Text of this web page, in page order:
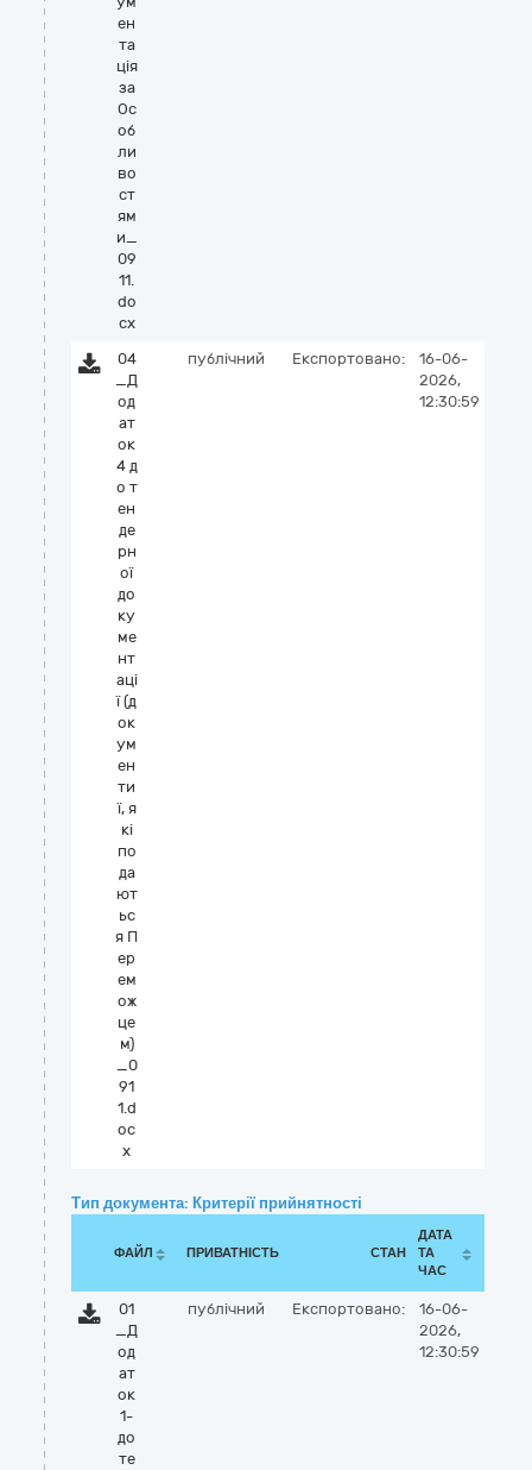
ен
та
ція
за
Ос
об
ли
во
ст
ям
и_
09
11.
do
cx
04
_Д
од
ат
ок
4 д
о т
ен
де
рн
ої
до
ку
ме
нт
аці
ї (д
ок
ум
ен
ти
ї, я
кі
по
да
ют
ьс
я П
ер
ем
ож
це
м)
_0
91
1.d
oc
x
публічний Експортовано:
16-06-
2026,
12:30:59
Тип документа: Критерії прийнятності
ФАЙЛ ПРИВАТНІСТЬ СТАН
ДАТА
ТА
ЧАС
01
_Д
од
ат
ок
1-
до
те
публічний Експортовано:
16-06-
2026,
12:30:59